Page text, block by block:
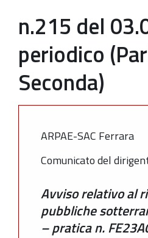
n.215 del
periodico
Seconda)
ARPAE-SAC Ferrara
Comunicato del
Avviso relativo al
pubbliche
– pratica n.